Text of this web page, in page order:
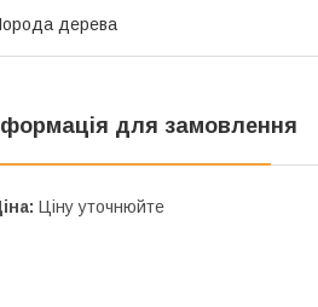
дерева
для замовлення
Ціну уточнюйте